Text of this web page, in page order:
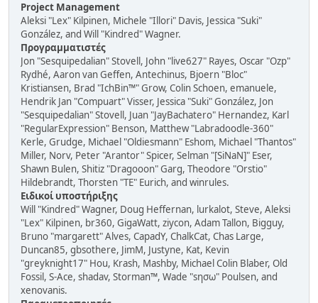
Project Management
Aleksi "Lex" Kilpinen, Michele "Illori" Davis, Jessica "Suki"
González, and Will "Kindred" Wagner.
Προγραμματιστές
Jon "Sesquipedalian" Stovell, John "live627" Rayes, Oscar "Ozp"
Rydhé, Aaron van Geffen, Antechinus, Bjoern "Bloc"
Kristiansen, Brad "IchBin™" Grow, Colin Schoen, emanuele,
Hendrik Jan "Compuart" Visser, Jessica "Suki" González, Jon
"Sesquipedalian" Stovell, Juan "JayBachatero" Hernandez, Karl
"RegularExpression" Benson, Matthew "Labradoodle-360"
Kerle, Grudge, Michael "Oldiesmann" Eshom, Michael "Thantos"
Miller, Norv, Peter "Arantor" Spicer, Selman "[SiNaN]" Eser,
Shawn Bulen, Shitiz "Dragooon" Garg, Theodore "Orstio"
Hildebrandt, Thorsten "TE" Eurich, and winrules.
Ειδικοί υποστήριξης
Will "Kindred" Wagner, Doug Heffernan, lurkalot, Steve, Aleksi
"Lex" Kilpinen, br360, GigaWatt, ziycon, Adam Tallon, Bigguy,
Bruno "margarett" Alves, CapadY, ChalkCat, Chas Large,
Duncan85, gbsothere, JimM, Justyne, Kat, Kevin
"greyknight17" Hou, Krash, Mashby, Michael Colin Blaber, Old
Fossil, S-Ace, shadav, Storman™, Wade "sησω" Poulsen, and
xenovanis.